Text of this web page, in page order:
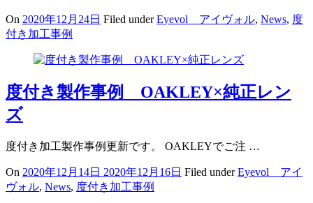
On 2020年12月24日 Filed underEyevol アイヴォル, News, 度
付き加工事例
度付き製作事例 OAKLEY×純正レン
ズ
度付き加工製作事例更新です。 OAKLEYでご注 …
On 2020年12月14日 2020年12月16日 Filed underEyevol アイ
ヴォル, News, 度付き加工事例